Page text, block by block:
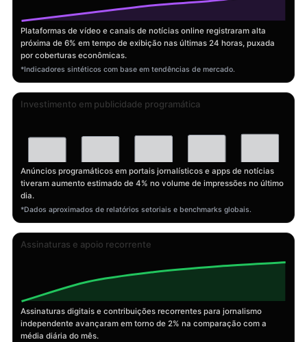
Plataformas de vídeo e canais de notícias online registraram alta
próxima de 6% em tempo de exibição nas últimas 24 horas, puxada
por coberturas econômicas.
*Indicadores sintéticos com base em tendências de mercado.
Investimento em publicidade programática
Anúncios programáticos em portais jornalísticos e apps de notícias
tiveram aumento estimado de 4% no volume de impressões no último
dia.
*Dados aproximados de relatórios setoriais e benchmarks globais.
Assinaturas e apoio recorrente
Assinaturas digitais e contribuições recorrentes para jornalismo
independente avançaram em torno de 2% na comparação com a
média diária do mês.